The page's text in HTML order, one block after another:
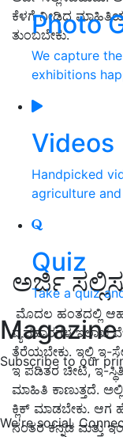
Photo
We capture
exhibitions
Videos
Handpicked
agriculture
Quiz
Take a quiz
Magazine
Subscribe to our
We're social.
ಕೆಳಗೆ ನೀಡಿದ ಮಾಹಿತಿಯ
ತುಂಬಬೇಕು.
ಅರ್ಜಿ
ಮೊದಲ ಹಂತದಲ್ಲಿ
ವ್ಯವಹಾರಗಳ ಇಲಾಖೆ
ತೆರೆಯಬೇಕು. ಇಲ್ಲಿ
ಇ ಪಡಿತರ ಚೀಟಿ, ಇ-
ಮಾಹಿತಿ ಕಾಣುತ್ತದೆ.
ಕ್ಲಿಕ್ ಮಾಡಬೇಕು.
ನಂತರ ಕನ್ನಡ ಮತ್ತು